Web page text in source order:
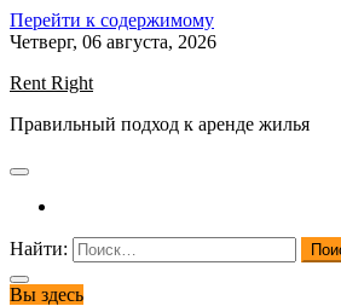
Перейти к содержимому
Четверг, 06 августа, 2026
Rent Right
Правильный подход к аренде жилья
Найти:
Вы здесь